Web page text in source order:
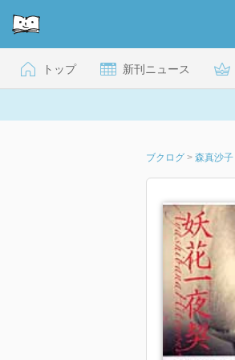
トップ 新刊ニュース
ブクログ > 森真沙子